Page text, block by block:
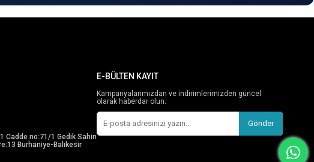
Cadde no:71/1 Gedik Sahin
Burhaniye-Balıkesir
E-BÜLTEN KAYIT
Kampanyalarımızdan ve indirimlerimizden güncel
olarak haberdar olun.
Gönder